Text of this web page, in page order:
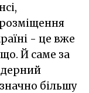
- це вже
Й саме за
більшу